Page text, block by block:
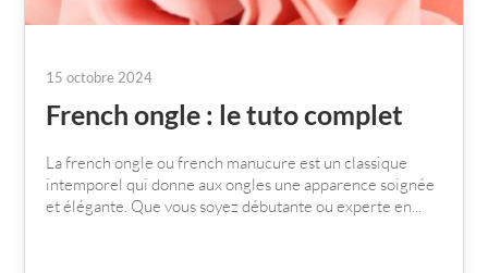
15 octobre 2024
French ongle : le tuto complet
La french ongle ou french manucure est un classique
intemporel qui donne aux ongles une apparence soignée
et élégante. Que vous soyez débutante ou experte en...